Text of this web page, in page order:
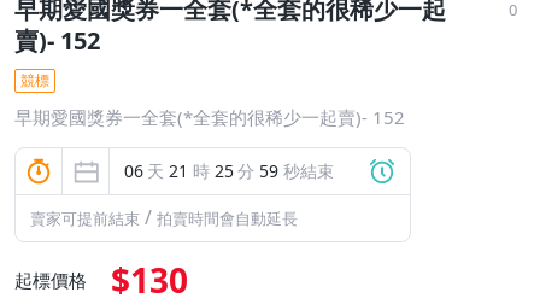
早期愛國獎券一全套(*全套的很稀少一起
賣)- 152
0
競標
早期愛國獎券一全套(*全套的很稀少一起賣)- 152
06 天 21 時 25分 58 秒結束
賣家可提前結束 / 拍賣時間會自動延長
起標價格 $130